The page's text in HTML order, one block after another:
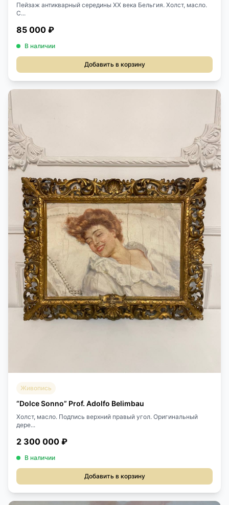
Пейзаж антикварный середины XX века Бельгия. Холст, масло.
С...
85 000 ₽
В наличии
Добавить в корзину
Живопись
“Dolce Sonno” Prof. Adolfo Belimbau
Холст, масло. Подпись верхний правый угол. Оригинальный
дере...
2 300 000 ₽
В наличии
Добавить в корзину